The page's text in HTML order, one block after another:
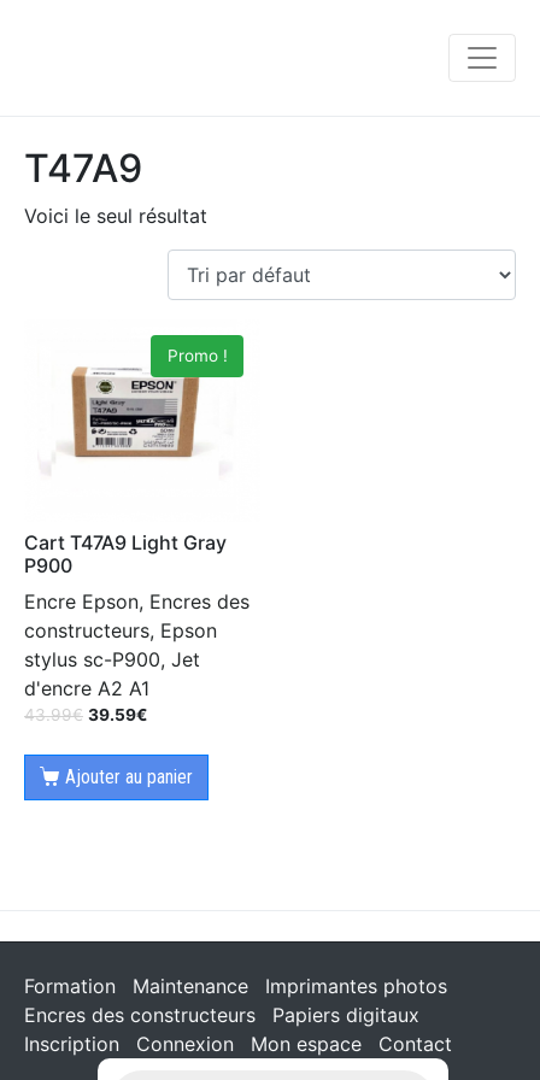
T47A9
Voici le seul résultat
Promo !
Cart T47A9 Light Gray
P900
Encre Epson, Encres des
constructeurs, Epson
stylus sc-P900, Jet
d'encre A2 A1
43.99€ 39.59€
Ajouter au panier
Formation Maintenance
Imprimantes photos
Encres des constructeurs
Papiers digitaux
Inscription
Connexion Mon espace Contact